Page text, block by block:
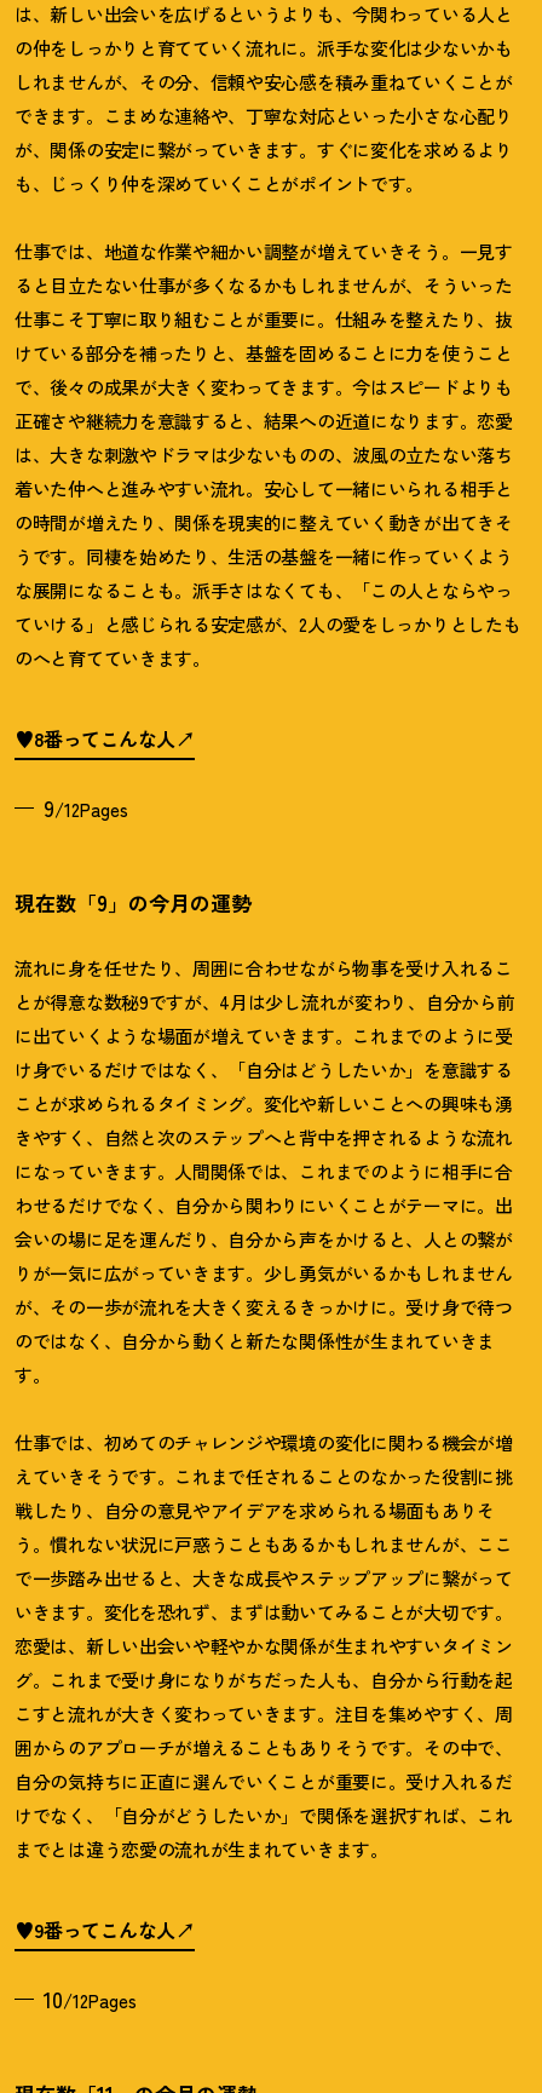
は、新しい出会いを広げるというよりも、今関わっている人と
の仲をしっかりと育てていく流れに。派手な変化は少ないかも
しれませんが、その分、信頼や安心感を積み重ねていくことが
できます。こまめな連絡や、丁寧な対応といった小さな心配り
が、関係の安定に繋がっていきます。すぐに変化を求めるより
も、じっくり仲を深めていくことがポイントです。
仕事では、地道な作業や細かい調整が増えていきそう。一見す
ると目立たない仕事が多くなるかもしれませんが、そういった
仕事こそ丁寧に取り組むことが重要に。仕組みを整えたり、抜
けている部分を補ったりと、基盤を固めることに力を使うこと
で、後々の成果が大きく変わってきます。今はスピードよりも
正確さや継続力を意識すると、結果への近道になります。恋愛
は、大きな刺激やドラマは少ないものの、波風の立たない落ち
着いた仲へと進みやすい流れ。安心して一緒にいられる相手と
の時間が増えたり、関係を現実的に整えていく動きが出てきそ
うです。同棲を始めたり、生活の基盤を一緒に作っていくよう
な展開になることも。派手さはなくても、「この人とならやっ
ていける」と感じられる安定感が、2人の愛をしっかりとしたも
のへと育てていきます。
♥8番ってこんな人
9/12Pages
現在数「9」の今月の運勢
流れに身を任せたり、周囲に合わせながら物事を受け入れるこ
とが得意な数秘9ですが、4月は少し流れが変わり、自分から前
に出ていくような場面が増えていきます。これまでのように受
け身でいるだけではなく、「自分はどうしたいか」を意識する
ことが求められるタイミング。変化や新しいことへの興味も湧
きやすく、自然と次のステップへと背中を押されるような流れ
になっていきます。人間関係では、これまでのように相手に合
わせるだけでなく、自分から関わりにいくことがテーマに。出
会いの場に足を運んだり、自分から声をかけると、人との繋が
りが一気に広がっていきます。少し勇気がいるかもしれません
が、その一歩が流れを大きく変えるきっかけに。受け身で待つ
のではなく、自分から動くと新たな関係性が生まれていきま
す。
仕事では、初めてのチャレンジや環境の変化に関わる機会が増
えていきそうです。これまで任されることのなかった役割に挑
戦したり、自分の意見やアイデアを求められる場面もありそ
う。慣れない状況に戸惑うこともあるかもしれませんが、ここ
で一歩踏み出せると、大きな成長やステップアップに繋がって
いきます。変化を恐れず、まずは動いてみることが大切です。
恋愛は、新しい出会いや軽やかな関係が生まれやすいタイミン
グ。これまで受け身になりがちだった人も、自分から行動を起
こすと流れが大きく変わっていきます。注目を集めやすく、周
囲からのアプローチが増えることもありそうです。その中で、
自分の気持ちに正直に選んでいくことが重要に。受け入れるだ
けでなく、「自分がどうしたいか」で関係を選択すれば、これ
までとは違う恋愛の流れが生まれていきます。
♥9番ってこんな人
10/12Pages